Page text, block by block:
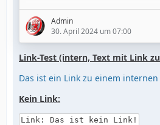
Um es gleich vorweg zu sagen:
mancherlei Hinsicht noch weit
"fertig" zu sein, aber es ist
Der Zeitpunkt und die aktuelle
duldeten keinen weiteren
allen Stellen ganz optimal ist,
klassischen Smileys noch nicht
noch Unterforen für…
Admin
30. April 2024 um 07:00
Link-Test (intern, Text mit Link
Das ist ein Link zu einem internen
Kein Link:
Link: Das ist kein Link!